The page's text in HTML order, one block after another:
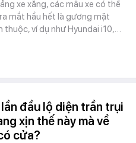
xe xăng, các mẫu xe có thể
mắt hầu hết là gương mặt
thuộc, ví dụ như Hyundai i10,…
đầu lộ diện trần trụi
xịn thế này mà về
cửa?